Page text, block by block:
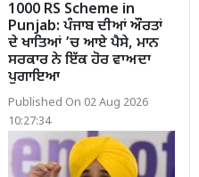
1000 RS Scheme in
Punjab: ਪੰਜਾਬ ਦੀਆਂ ਔਰਤਾਂ
ਦੇ ਖਾਤਿਆਂ ’ਚ ਆਏ ਪੈਸੇ, ਮਾਨ
ਸਰਕਾਰ ਨੇ ਇੱਕ ਹੋਰ ਵਾਅਦਾ
ਪੁਗਾਇਆ
Published On 02 Aug 2026
10:27:34